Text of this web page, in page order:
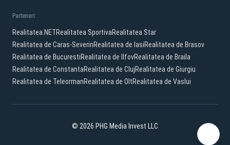
Parteneri:
Realitatea.NETRealitatea SportivaRealitatea Star
Realitatea de Caras-SeverinRealitatea de IasiRealitatea de Brasov
Realitatea de BucurestiRealitatea de IlfovRealitatea de Braila
Realitatea de ConstantaRealitatea de ClujRealitatea de Giurgiu
Realitatea de TeleormanRealitatea de OltRealitatea de Vaslui
© 2026 PHG Media Invest LLC